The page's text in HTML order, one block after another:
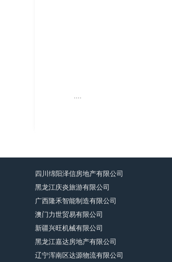
四川绵阳泽信房地产有限公司
黑龙江庆炎旅游有限公司
广西隆禾智能制造有限公司
澳门力世贸易有限公司
新疆兴旺机械有限公司
黑龙江嘉达房地产有限公司
辽宁浑南区达源物流有限公司